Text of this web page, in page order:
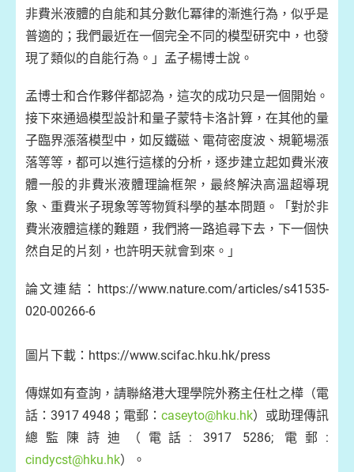
非費米液體的自能和其分數化冪律的漸進行為，似乎是
普適的；我們最近在一個完全不同的模型研究中，也發
現了類似的自能行為。」孟子楊博士說。
孟博士和合作夥伴都認為，這次的成功只是一個開始。
接下來通過模型設計和量子蒙特卡洛計算，在其他的量
子臨界漲落模型中，如反鐵磁、電荷密度波、規範場漲
落等等，都可以進行這樣的分析，逐步建立起如費米液
體一般的非費米液體理論框架，最終解決高溫超導現
象、重費米子現象等等物質科學的基本問題。「對於非
費米液體這樣的難題，我們將一路追尋下去，下一個快
然自足的片刻，也許明天就會到來。」
論文連結：https://www.nature.com/articles/s41535-
020-00266-6
圖片下載：https://www.scifac.hku.hk/press
傳媒如有查詢，請聯絡港大理學院外務主任杜之樺（電
話：3917 4948；電郵： caseyto@hku.hk）或助理傳訊
總監陳詩迪（電話: 3917 5286; 電郵:
cindycst@hku.hk）。